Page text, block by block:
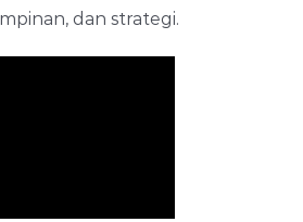
dan strategi.